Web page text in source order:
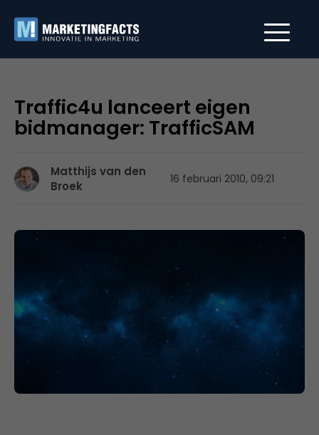
Traffic4u lanceert eigen
bidmanager: TrafficSAM
Matthijs van den
Broek
16 februari 2010, 09:21